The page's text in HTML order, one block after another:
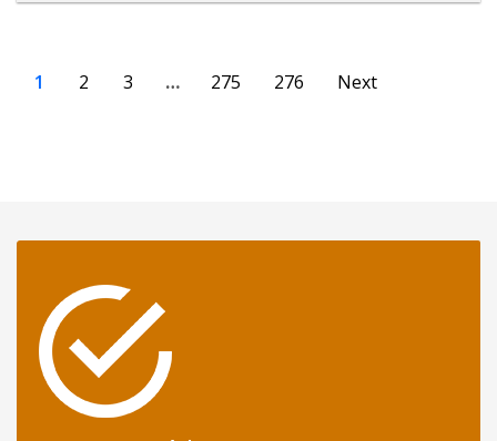
1 2 3 … 275 276 Next